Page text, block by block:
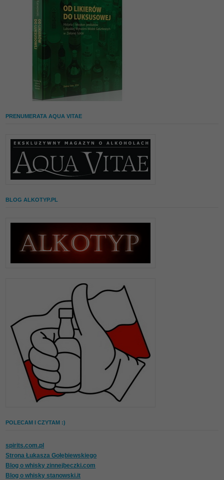
PRENUMERATA AQUA VITAE
BLOG ALKOTYP.PL
POLECAM I CZYTAM :)
spirits.com.pl
Strona Łukasza Gołębiewskiego
Blog o whisky zinnejbeczki.com
Blog o whisky stanowski.it